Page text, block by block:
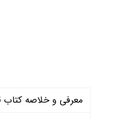
معرفی و خلاصه کتاب